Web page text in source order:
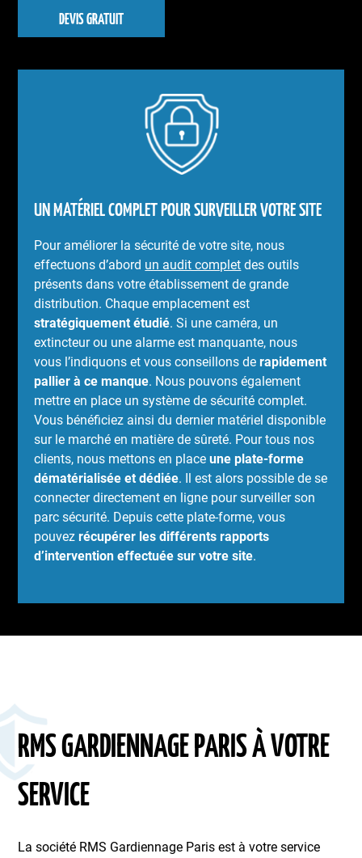
DEVIS GRATUIT
UN MATÉRIEL COMPLET POUR SURVEILLER VOTRE SITE
Pour améliorer la sécurité de votre site, nous
effectuons d’abord un audit complet des outils
présents dans votre établissement de grande
distribution. Chaque emplacement est
stratégiquement étudié. Si une caméra, un
extincteur ou une alarme est manquante, nous
vous l’indiquons et vous conseillons derapidement
pallier à ce manque. Nous pouvons également
mettre en place un système de sécurité complet.
Vous bénéficiez ainsi du dernier matériel disponible
sur le marché en matière de sûreté. Pour tous nos
clients, nous mettons en placeune plate-forme
dématérialisée et dédiée. Il est alors possible de se
connecter directement en ligne pour surveiller son
parc sécurité. Depuis cette plate-forme, vous
pouvezrécupérer les différents rapports
d’intervention effectuée sur votre site.
RMS GARDIENNAGE PARIS À VOTRE
SERVICE
La société RMS Gardiennage Paris est à votre service